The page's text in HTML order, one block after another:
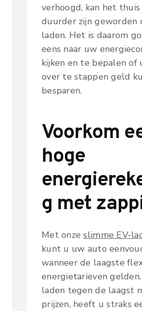
verhoogd, kan het thuis
duurder zijn geworden
laden. Het is daarom
eens naar uw
kijken en te bepalen of
over te stappen geld
besparen.
Voorkom
hoge
g met
Met onzeslimme EV-
kunt u uw auto
wanneer de laagste
energietarieven
laden tegen de laagst
prijzen, heeft u straks